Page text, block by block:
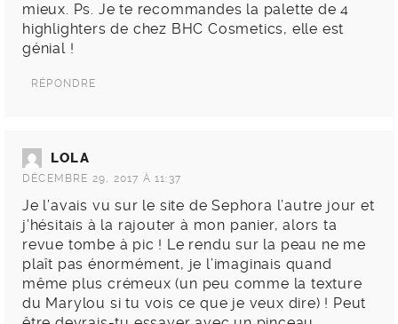
mieux. Ps. Je te recommandes la palette de 4
highlighters de chez BHC Cosmetics, elle est
génial !
RÉPONDRE
LOLA
DÉCEMBRE 29, 2017 À 11:37
Je l’avais vu sur le site de Sephora l’autre jour et
j’hésitais à la rajouter à mon panier, alors ta
revue tombe à pic ! Le rendu sur la peau ne me
plaît pas énormément, je l’imaginais quand
même plus crémeux (un peu comme la texture
du Marylou si tu vois ce que je veux dire) ! Peut